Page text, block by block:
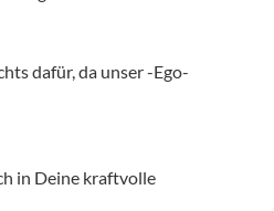
dafür, da unser -Ego-
in Deine kraftvolle